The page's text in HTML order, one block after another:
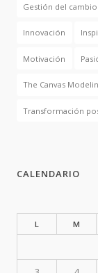
Gestión del cambio
Innovación
Motivación
The Canvas
Transformación
CALENDARIO
L M